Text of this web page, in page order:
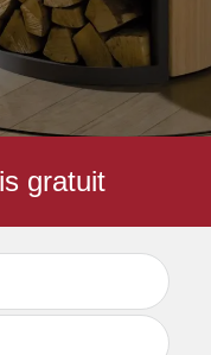
gratuit